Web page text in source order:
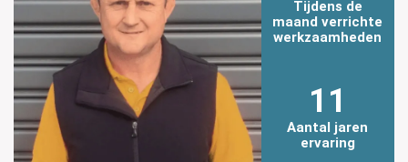
Tijdens de
maand verrichte
werkzaamheden
11
Aantal jaren
ervaring